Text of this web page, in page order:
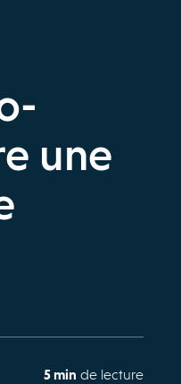
une
5 min de lecture